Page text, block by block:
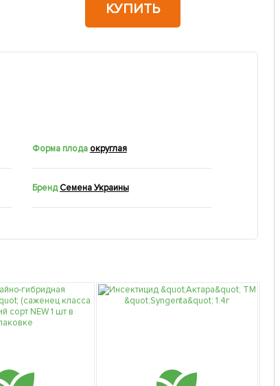
КУПИТЬ
Форма плода округлая
Бренд Семена Украины